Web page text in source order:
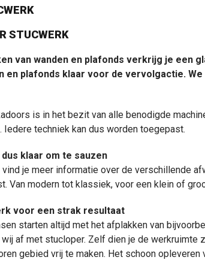
STUCWERK
van wanden en plafonds verkrijg je een
en plafonds klaar voor de vervolgactie.
is in het bezit van alle benodigde
Iedere techniek kan dus worden toegepast.
klaar om te sauzen
vind je meer informatie over de verschillende
Van modern tot klassiek, voor een klein of
voor een strak resultaat
starten altijd met het afplakken van
af met stucloper. Zelf dien je de werkruimte
gebied vrij te maken. Het schoon